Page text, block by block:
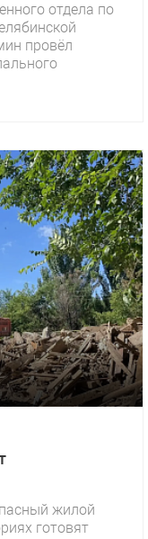
отдела по
провёл
жилой
готовят